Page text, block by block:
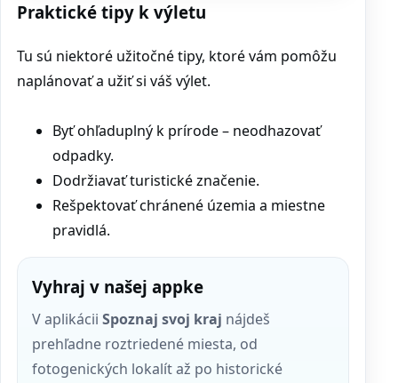
Praktické tipy k výletu
Tu sú niektoré užitočné tipy, ktoré vám pomôžu
naplánovať a užiť si váš výlet.
Byť ohľaduplný k prírode – neodhazovať
odpadky.
Dodržiavať turistické značenie.
Rešpektovať chránené územia a miestne
pravidlá.
Vyhraj v našej appke
V aplikácii Spoznaj svoj kraj nájdeš
prehľadne roztriedené miesta, od
fotogenických lokalít až po historické